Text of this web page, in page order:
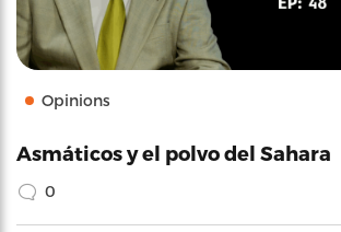
Opinions
Asmáticos y el polvo del Sahara
0